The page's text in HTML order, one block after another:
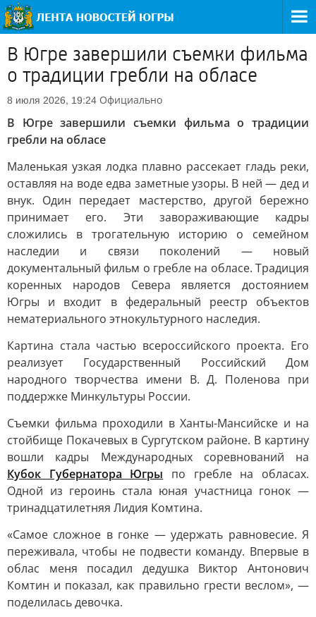
В Югре завершили съемки фильма
о традиции гребли на обласе
8 июля 2026, 19:24 Официально
В Югре завершили съемки фильма о традиции
гребли на обласе
Маленькая узкая лодка плавно рассекает гладь реки,
оставляя на воде едва заметные узоры. В ней — дед и
внук. Один передает мастерство, другой бережно
принимает его. Эти завораживающие кадры
сложились в трогательную историю о семейном
наследии и связи поколений — новый
документальный фильм о гребле на обласе. Традиция
коренных народов Севера является достоянием
Югры и входит в федеральный реестр объектов
нематериального этнокультурного наследия.
Картина стала частью всероссийского проекта. Его
реализует Государственный Российский Дом
народного творчества имени В. Д. Поленова при
поддержке Минкультуры России.
Съемки фильма проходили в Ханты-Мансийске и на
стойбище Покачевых в Сургутском районе. В картину
вошли кадры Международных соревнований на
Кубок Губернатора Югры по гребле на обласах.
Одной из героинь стала юная участница гонок —
тринадцатилетняя Лидия Комтина.
«Самое сложное в гонке — удержать равновесие. Я
переживала, чтобы не подвести команду. Впервые в
облас меня посадил дедушка Виктор Антонович
Комтин и показал, как правильно грести веслом», —
поделилась девочка.